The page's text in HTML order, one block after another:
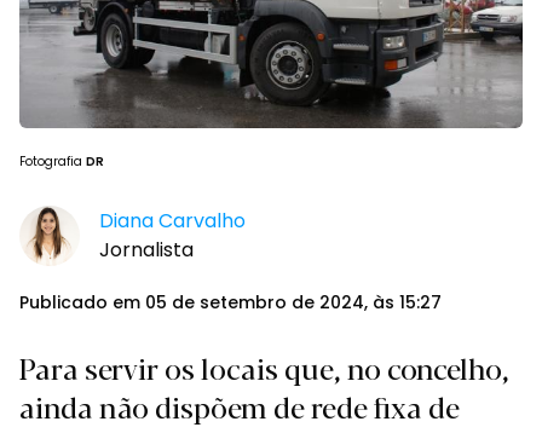
Fotografia DR
Diana Carvalho
Jornalista
Publicado em 05 de setembro de 2024, às 15:27
Para servir os locais que, no concelho,
ainda não dispõem de rede fixa de